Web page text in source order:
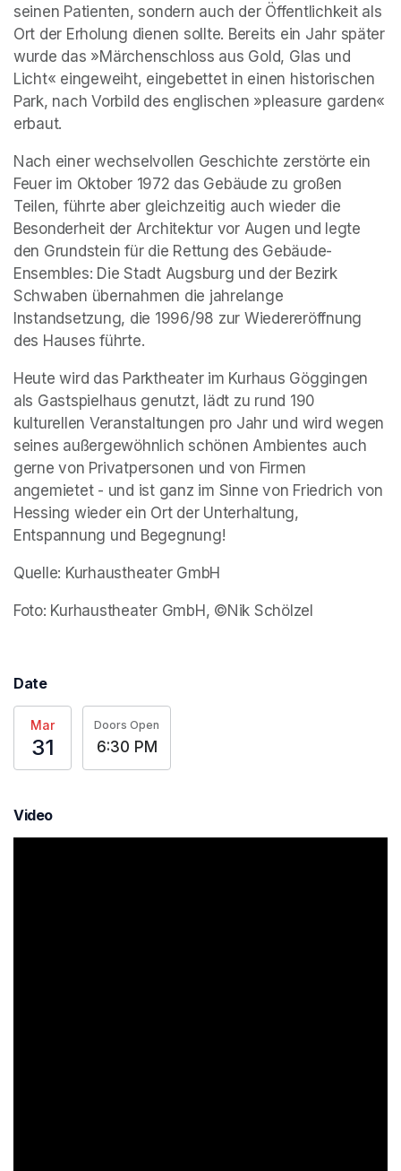
seinen Patienten, sondern auch der Öffentlichkeit als
Ort der Erholung dienen sollte. Bereits ein Jahr später
wurde das »Märchenschloss aus Gold, Glas und
Licht« eingeweiht, eingebettet in einen historischen
Park, nach Vorbild des englischen »pleasure garden«
erbaut.
Nach einer wechselvollen Geschichte zerstörte ein
Feuer im Oktober 1972 das Gebäude zu großen
Teilen, führte aber gleichzeitig auch wieder die
Besonderheit der Architektur vor Augen und legte
den Grundstein für die Rettung des Gebäude-
Ensembles: Die Stadt Augsburg und der Bezirk
Schwaben übernahmen die jahrelange
Instandsetzung, die 1996/98 zur Wiedereröffnung
des Hauses führte.
Heute wird das Parktheater im Kurhaus Göggingen
als Gastspielhaus genutzt, lädt zu rund 190
kulturellen Veranstaltungen pro Jahr und wird wegen
seines außergewöhnlich schönen Ambientes auch
gerne von Privatpersonen und von Firmen
angemietet - und ist ganz im Sinne von Friedrich von
Hessing wieder ein Ort der Unterhaltung,
Entspannung und Begegnung!
Quelle: Kurhaustheater GmbH
Foto: Kurhaustheater GmbH, ©Nik Schölzel
Date
Mar
31
Doors Open
6:30 PM
Video